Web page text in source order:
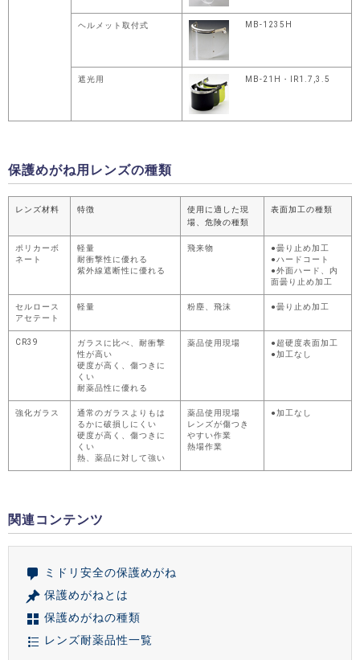
ヘルメット取付式 MB-1235H
遮光用 MB-21H・IR1.7,3.5
保護めがね用レンズの種類
レンズ材料 特徴
使用に適した現
場、危険の種類
表面加工の種類
ポリカーボ
ネート
軽量
耐衝撃性に優れる
紫外線遮断性に優れる
飛来物
●曇り止め加工
●ハードコート
●外面ハード、内
面曇り止め加工
セルロース
アセテート
軽量 粉塵、飛沫 ●曇り止め加工
CR39
ガラスに比べ、耐衝撃
性が高い
硬度が高く、傷つきに
くい
耐薬品性に優れる
薬品使用現場
●超硬度表面加工
●加工なし
強化ガラス
通常のガラスよりもは
るかに破損しにくい
硬度が高く、傷つきに
くい
熱、薬品に対して強い
薬品使用現場
レンズが傷つき
やすい作業
熱場作業
●加工なし
関連コンテンツ
ミドリ安全の保護めがね
保護めがねとは
保護めがねの種類
レンズ耐薬品性一覧